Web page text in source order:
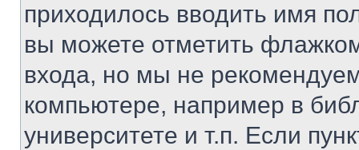
приходилось вводить имя
вы можете отметить
входа, но мы не
компьютере, например в
университете и т.п. Если